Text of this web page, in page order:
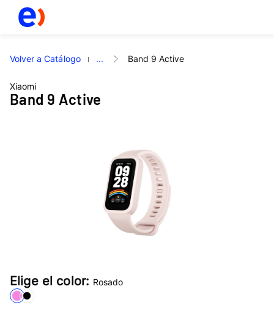
Volver a Catálogo ... Band 9 Active
Xiaomi
Band 9 Active
Elige el color: Rosado